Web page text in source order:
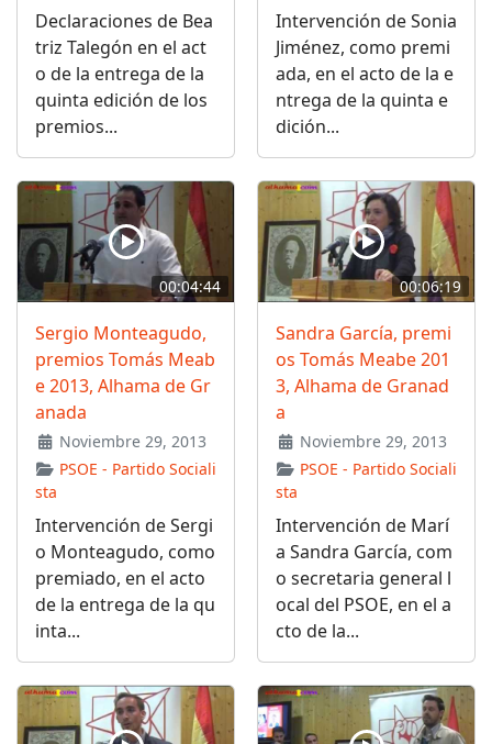
Declaraciones de Bea
triz Talegón en el act
o de la entrega de la
quinta edición de los
premios...
Intervención de Sonia
Jiménez, como premi
ada, en el acto de la e
ntrega de la quinta e
dición...
00:04:44
Sergio Monteagudo,
premios Tomás Meab
e 2013, Alhama de Gr
anada
Noviembre 29, 2013
PSOE - Partido Sociali
sta
Intervención de Sergi
o Monteagudo, como
premiado, en el acto
de la entrega de la qu
inta...
00:06:19
Sandra García, premi
os Tomás Meabe 201
3, Alhama de Granad
a
Noviembre 29, 2013
PSOE - Partido Sociali
sta
Intervención de Marí
a Sandra García, com
o secretaria general l
ocal del PSOE, en el a
cto de la...